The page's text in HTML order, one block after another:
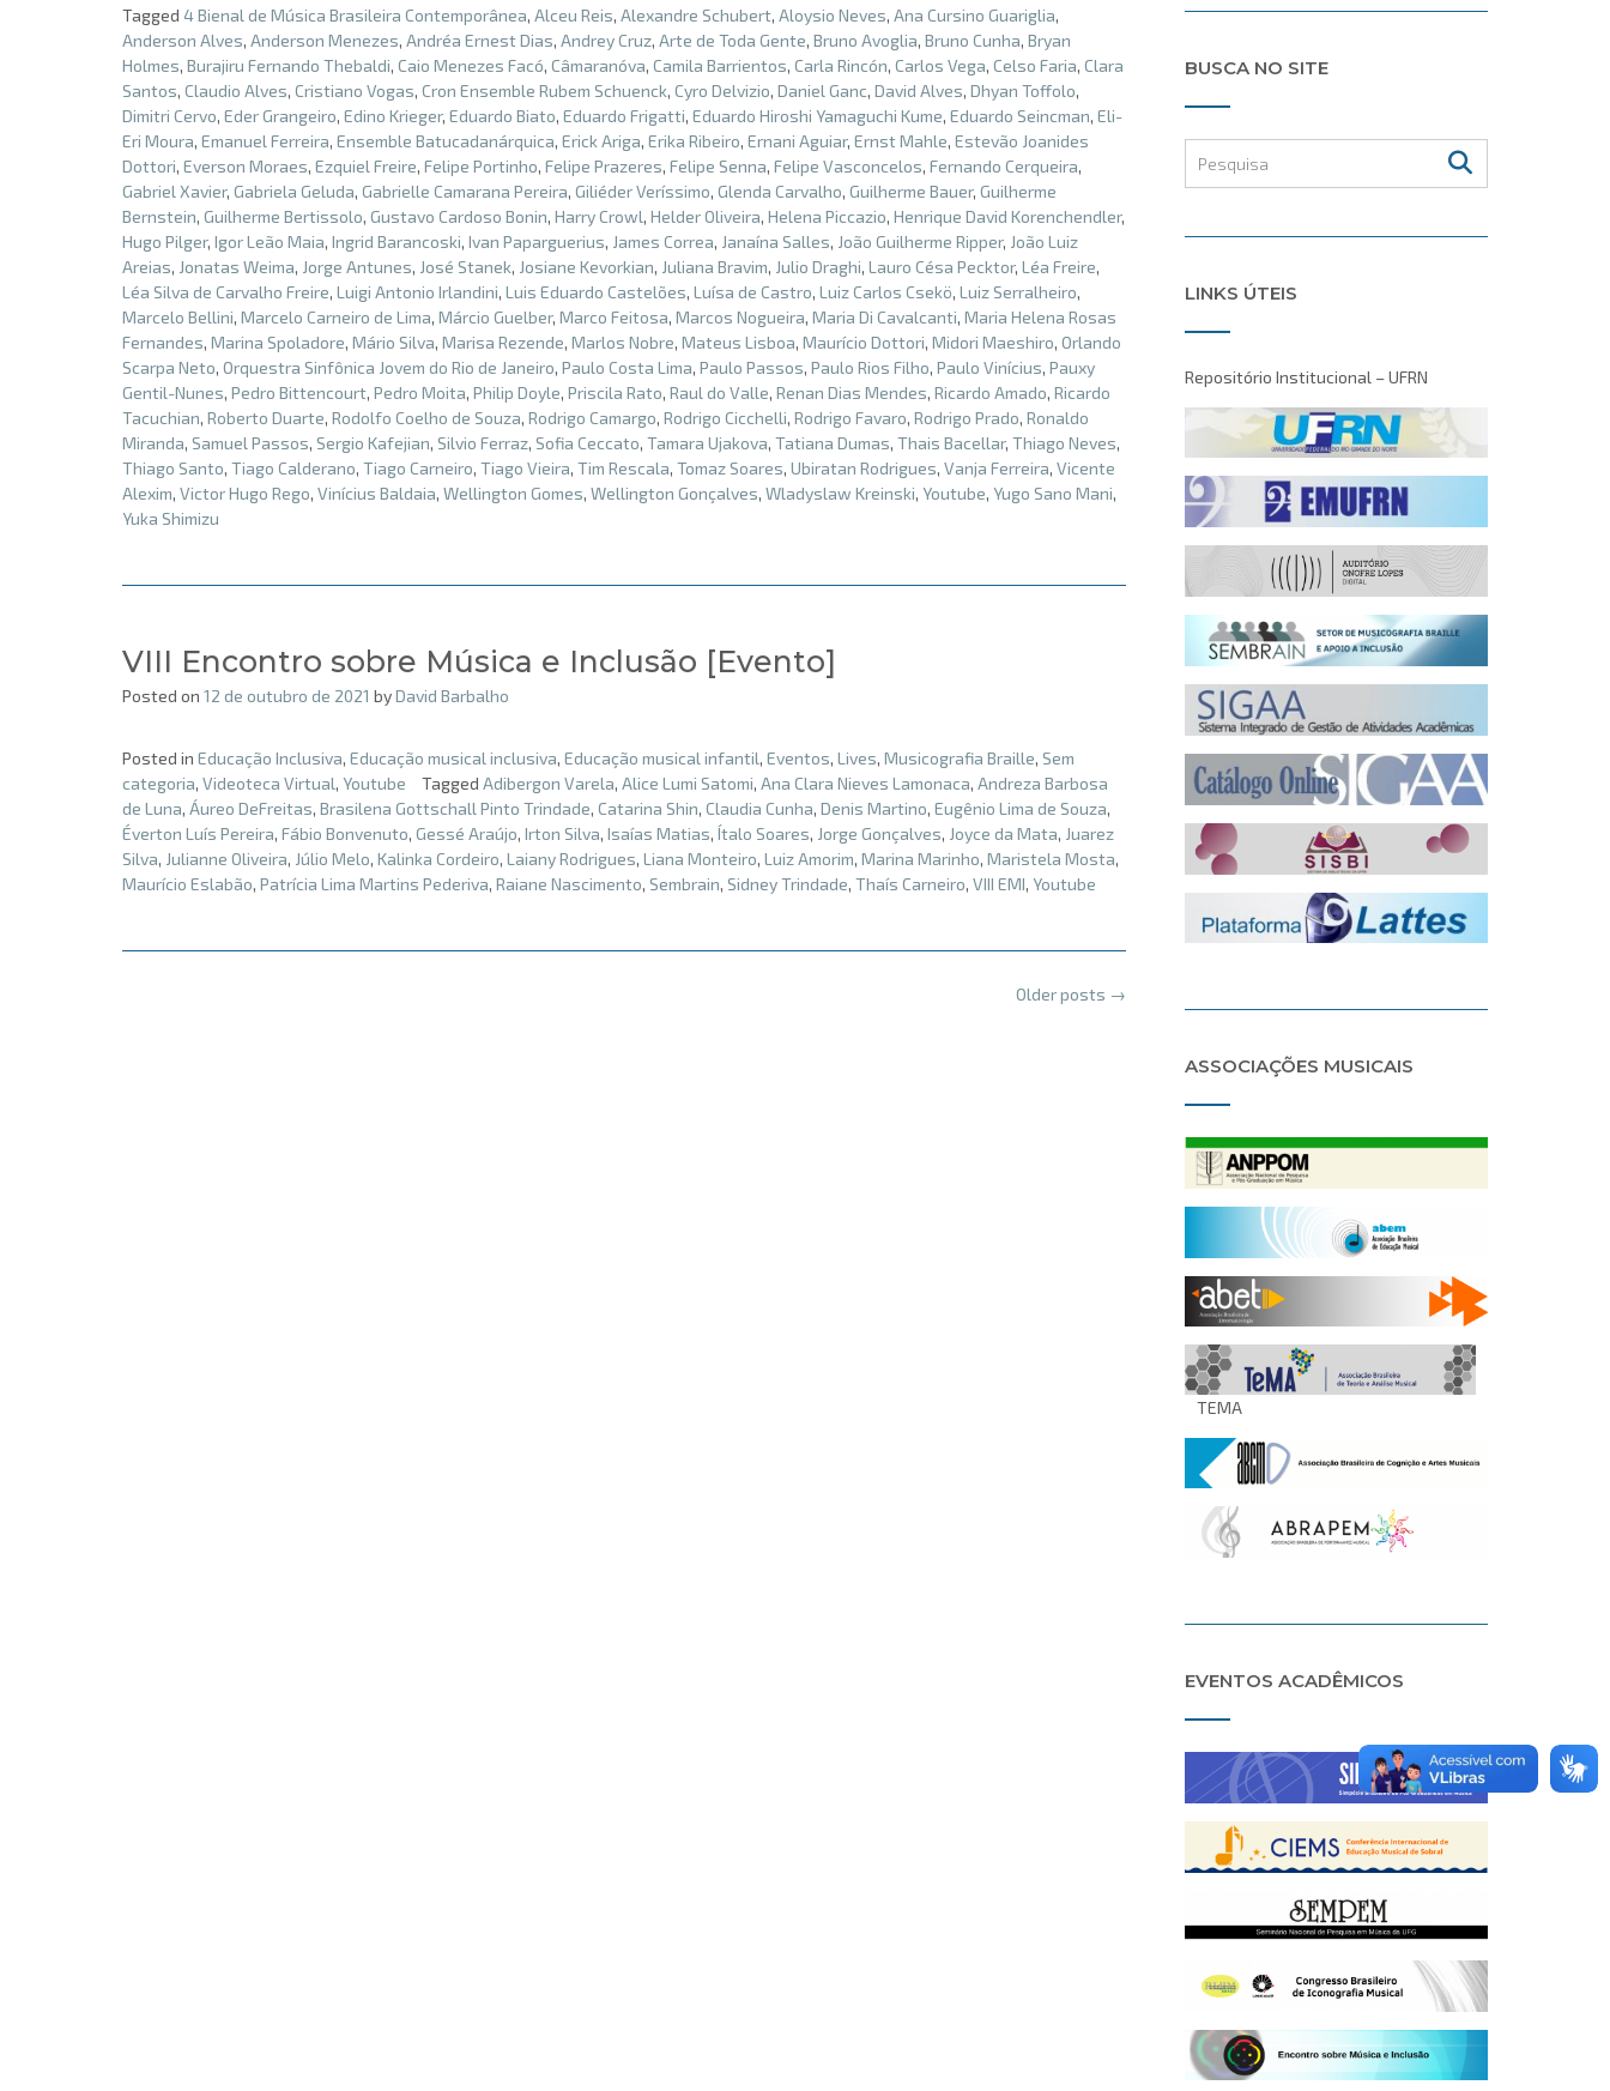
Tagged 4 Bienal de Música Brasileira Contemporânea, Alceu Reis, Alexandre Schubert, Aloysio Neves, Ana Cursino Guariglia,
Anderson Alves, Anderson Menezes, Andréa Ernest Dias, Andrey Cruz, Arte de Toda Gente, Bruno Avoglia, Bruno Cunha, Bryan
Holmes, Burajiru Fernando Thebaldi, Caio Menezes Facó, Câmaranóva, Camila Barrientos, Carla Rincón, Carlos Vega, Celso Faria, Clara
Santos, Claudio Alves, Cristiano Vogas, Cron Ensemble Rubem Schuenck, Cyro Delvizio, Daniel Ganc, David Alves, Dhyan Toffolo,
Dimitri Cervo, Eder Grangeiro, Edino Krieger, Eduardo Biato, Eduardo Frigatti, Eduardo Hiroshi Yamaguchi Kume, Eduardo Seincman, Eli-
Eri Moura, Emanuel Ferreira, Ensemble Batucadanárquica, Erick Ariga, Erika Ribeiro, Ernani Aguiar, Ernst Mahle, Estevão Joanides
Dottori, Everson Moraes, Ezquiel Freire, Felipe Portinho, Felipe Prazeres, Felipe Senna, Felipe Vasconcelos, Fernando Cerqueira,
Gabriel Xavier, Gabriela Geluda, Gabrielle Camarana Pereira, Giliéder Veríssimo, Glenda Carvalho, Guilherme Bauer, Guilherme
Bernstein, Guilherme Bertissolo, Gustavo Cardoso Bonin, Harry Crowl, Helder Oliveira, Helena Piccazio, Henrique David Korenchendler,
Hugo Pilger, Igor Leão Maia, Ingrid Barancoski, Ivan Paparguerius, James Correa, Janaína Salles, João Guilherme Ripper, João Luiz
Areias, Jonatas Weima, Jorge Antunes, José Stanek, Josiane Kevorkian, Juliana Bravim, Julio Draghi, Lauro Césa Pecktor, Léa Freire,
Léa Silva de Carvalho Freire, Luigi Antonio Irlandini, Luis Eduardo Castelões, Luísa de Castro, Luiz Carlos Csekö, Luiz Serralheiro,
Marcelo Bellini, Marcelo Carneiro de Lima, Márcio Guelber, Marco Feitosa, Marcos Nogueira, Maria Di Cavalcanti, Maria Helena Rosas
Fernandes, Marina Spoladore, Mário Silva, Marisa Rezende, Marlos Nobre, Mateus Lisboa, Maurício Dottori, Midori Maeshiro, Orlando
Scarpa Neto, Orquestra Sinfônica Jovem do Rio de Janeiro, Paulo Costa Lima, Paulo Passos, Paulo Rios Filho, Paulo Vinícius, Pauxy
Gentil-Nunes, Pedro Bittencourt, Pedro Moita, Philip Doyle, Priscila Rato, Raul do Valle, Renan Dias Mendes, Ricardo Amado, Ricardo
Tacuchian, Roberto Duarte, Rodolfo Coelho de Souza, Rodrigo Camargo, Rodrigo Cicchelli, Rodrigo Favaro, Rodrigo Prado, Ronaldo
Miranda, Samuel Passos, Sergio Kafejian, Silvio Ferraz, Sofia Ceccato, Tamara Ujakova, Tatiana Dumas, Thais Bacellar, Thiago Neves,
Thiago Santo, Tiago Calderano, Tiago Carneiro, Tiago Vieira, Tim Rescala, Tomaz Soares, Ubiratan Rodrigues, Vanja Ferreira, Vicente
Alexim, Victor Hugo Rego, Vinícius Baldaia, Wellington Gomes, Wellington Gonçalves, Wladyslaw Kreinski, Youtube, Yugo Sano Mani,
Yuka Shimizu
VIII Encontro sobre Música e Inclusão [Evento]
Posted on 12 de outubro de 2021 byDavid Barbalho
Posted in Educação Inclusiva, Educação musical inclusiva, Educação musical infantil, Eventos, Lives, Musicografia Braille, Sem
categoria, Videoteca Virtual, Youtube Tagged Adibergon Varela, Alice Lumi Satomi, Ana Clara Nieves Lamonaca, Andreza Barbosa
de Luna, Áureo DeFreitas, Brasilena Gottschall Pinto Trindade, Catarina Shin, Claudia Cunha, Denis Martino, Eugênio Lima de Souza,
Éverton Luís Pereira, Fábio Bonvenuto, Gessé Araújo, Irton Silva, Isaías Matias, Ítalo Soares, Jorge Gonçalves, Joyce da Mata, Juarez
Silva, Julianne Oliveira, Júlio Melo, Kalinka Cordeiro, Laiany Rodrigues, Liana Monteiro, Luiz Amorim, Marina Marinho, Maristela Mosta,
Maurício Eslabão, Patrícia Lima Martins Pederiva, Raiane Nascimento, Sembrain, Sidney Trindade, Thaís Carneiro, VIII EMI, Youtube
Older posts →
BUSCA NO SITE
LINKS ÚTEIS
Repositório Institucional – UFRN
ASSOCIAÇÕES MUSICAIS
TEMA
EVENTOS ACADÊMICOS